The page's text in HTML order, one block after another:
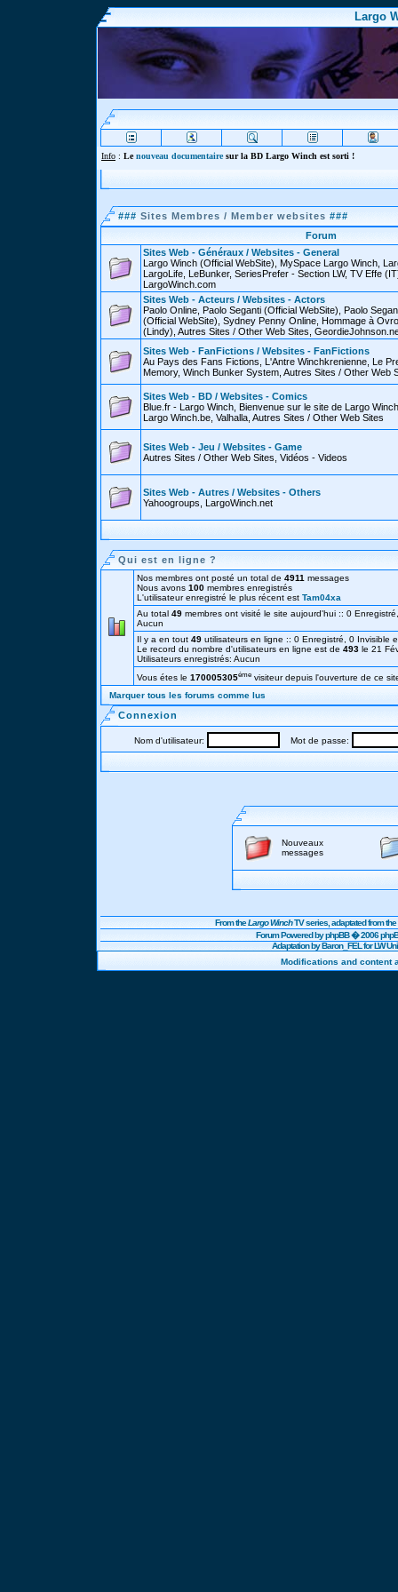
Largo
Info : Lenouveau documentairesur la BD Largo Winch est sorti !
### Sites Membres / Member websites ###
Forum
Sites Web - Généraux / Websites - General
Largo Winch (Official WebSite), MySpace Largo Winch,
LargoLife, LeBunker, SeriesPrefer - Section LW, TV Effe
LargoWinch.com
Sites Web - Acteurs / Websites - Actors
Paolo Online, Paolo Seganti (Official WebSite), Paolo
(Official WebSite), Sydney Penny Online, Hommage à
(Lindy), Autres Sites / Other Web Sites,
Sites Web - FanFictions / Websites - FanFictions
Au Pays des Fans Fictions, L'Antre Winchkrenienne, Le
Memory, Winch Bunker System, Autres Sites / Other Web
Sites Web - BD / Websites - Comics
Blue.fr - Largo Winch, Bienvenue sur le site de Largo
Largo Winch.be, Valhalla, Autres Sites / Other Web Sites
Sites Web - Jeu / Websites - Game
Autres Sites / Other Web Sites, Vidéos - Videos
Sites Web - Autres / Websites - Others
Yahoogroups, LargoWinch.net
Qui est en ligne ?
Nos membres ont posté un total de 4911 messages
Nous avons 100 membres enregistrés
L'utilisateur enregistré le plus récent est Tam04xa
Au total 49 membres ont visité le site aujourd'hui :: 0
Aucun
Il y a en tout 49 utilisateurs en ligne :: 0 Enregistré, 0
Le record du nombre d'utilisateurs en ligne est de 493 le 21
Utilisateurs enregistrés: Aucun
Vous étes le 170005305éme visiteur depuis l'ouverture de ce
Marquer tous les forums comme lus
Connexion
Nom d'utilisateur: Mot de passe:
Nouveaux
messages
From theLargo WinchTV series, adaptated from
Forum Powered byphpBB� 2006
Adaptation by Baron_FEL for LW
Modifications and content